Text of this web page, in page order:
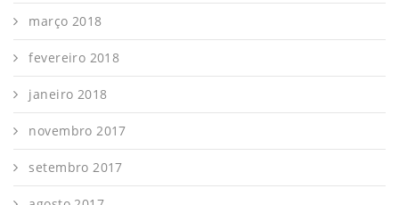
março 2018
fevereiro 2018
janeiro 2018
novembro 2017
setembro 2017